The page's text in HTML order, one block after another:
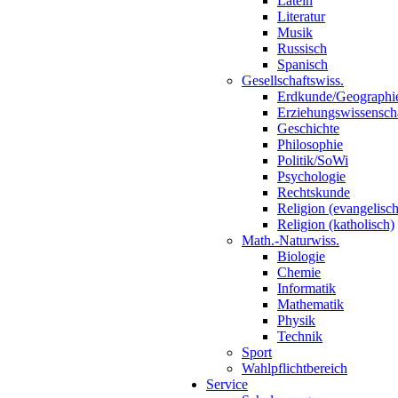
Literatur
Musik
Russisch
Spanisch
Gesellschaftswiss.
Erdkunde/
Geschichte
Philosophie
Politik/SoWi
Psychologie
Rechtskunde
Religion
Religion (katholisch)
Math.-Naturwiss.
Biologie
Chemie
Informatik
Mathematik
Physik
Technik
Sport
Wahlpflichtbereich
Service